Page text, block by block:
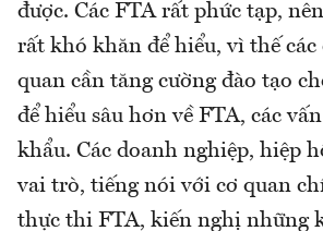
được. Các FTA rất phức tạp,
rất khó khăn để hiểu, vì thế các
quan cần tăng cường đào tạo
để hiểu sâu hơn về FTA, các
khẩu. Các doanh nghiệp, hiệp
vai trò, tiếng nói với cơ quan
thực thi FTA, kiến nghị những